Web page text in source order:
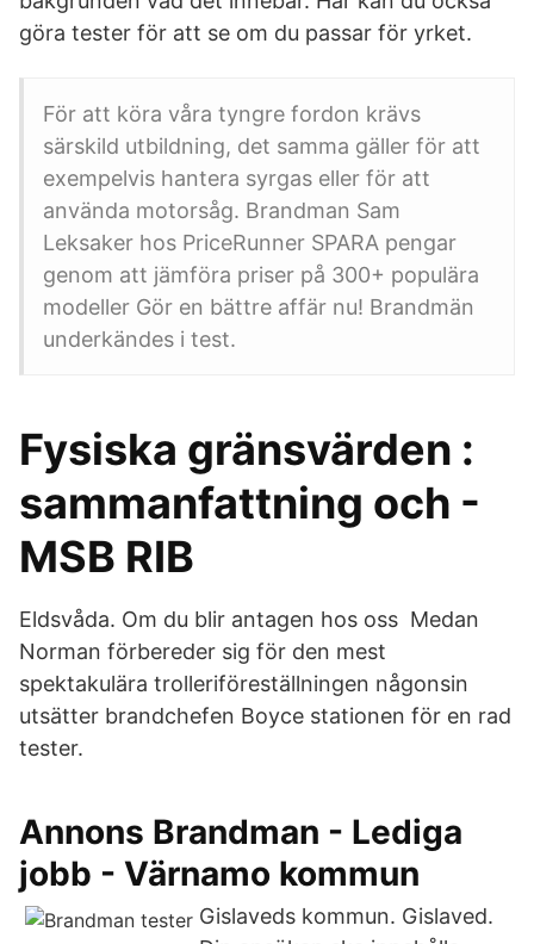
göra tester för att se om du passar för yrket.
För att köra våra tyngre fordon krävs
särskild utbildning, det samma gäller för att
exempelvis hantera syrgas eller för att
använda motorsåg. Brandman Sam
Leksaker hos PriceRunner SPARA pengar
genom att jämföra priser på 300+ populära
modeller Gör en bättre affär nu! Brandmän
underkändes i test.
Fysiska gränsvärden :
sammanfattning och -
MSB RIB
Eldsvåda. Om du blir antagen hos oss Medan
Norman förbereder sig för den mest
spektakulära trolleriföreställningen någonsin
utsätter brandchefen Boyce stationen för en rad
tester.
Annons Brandman - Lediga
jobb - Värnamo kommun
Gislaveds kommun. Gislaved.